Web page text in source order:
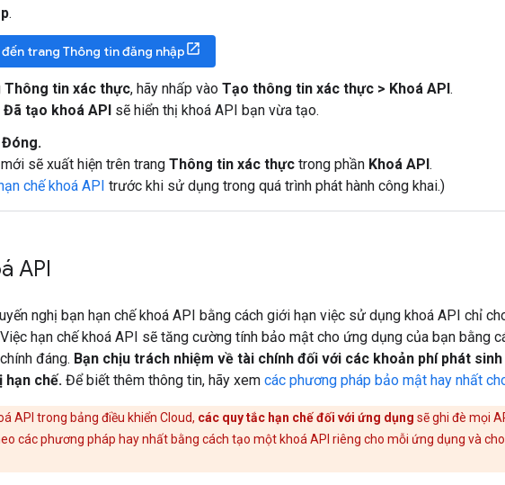
.
trang Thông tin đăng nhập
Thông tin xác thực, hãy nhấp vào Tạo thông tin xác thực > Khoá API.
Đã tạo khoá API sẽ hiển thị khoá API bạn vừa tạo.
Đóng.
sẽ xuất hiện trên trang Thông tin xác thực trong phần Khoá API.
chế khoá API trước khi sử dụng trong quá trình phát hành công khai.)
API
nghị bạn hạn chế khoá API bằng cách giới hạn việc sử dụng khoá API chỉ
Việc hạn chế khoá API sẽ tăng cường tính bảo mật cho ứng dụng của bạn bằng
đáng. Bạn chịu trách nhiệm về tài chính đối với các khoản phí phát
hạn chế. Để biết thêm thông tin, hãy xem các phương pháp bảo mật hay nhất
API trong bảng điều khiển Cloud, các quy tắc hạn chế đối với ứng dụng sẽ ghi đè mọi
các phương pháp hay nhất bằng cách tạo một khoá API riêng cho mỗi ứng dụng và